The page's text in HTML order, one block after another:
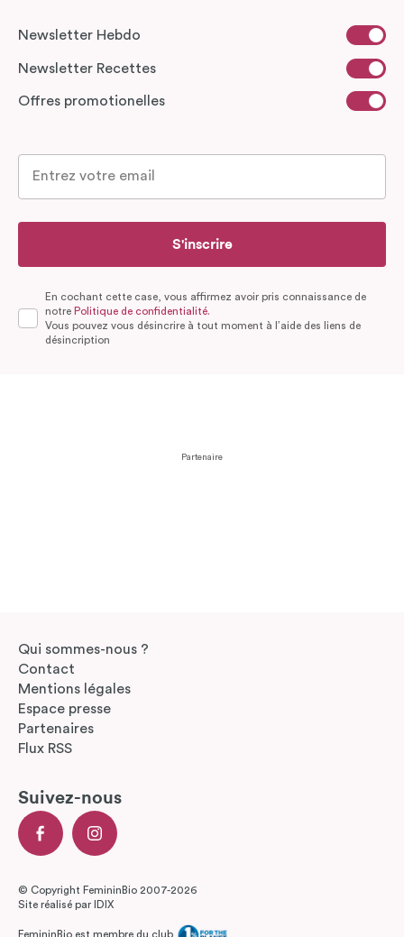
Newsletter Hebdo
Newsletter Recettes
Offres promotionelles
S'inscrire
En cochant cette case, vous affirmez avoir pris connaissance de
notre Politique de confidentialité.
Vous pouvez vous désincrire à tout moment à l’aide des liens de
désincription
Partenaire
Qui sommes-nous ?
Contact
Mentions légales
Espace presse
Partenaires
Flux RSS
Suivez-nous
© Copyright FemininBio 2007-2026
Site réalisé par
IDIX
FemininBio est membre du club